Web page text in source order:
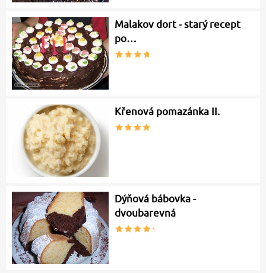
Malakov dort - starý recept
po…
Křenová pomazánka II.
Dýňová bábovka -
dvoubarevná